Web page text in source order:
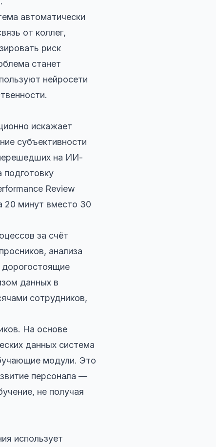
автоматически
от коллег,
риск
станет
нейросети
искажает
субъективности
на ИИ-
подготовку
Review
20 минут вместо 30
за счёт
анализа
дорогостоящие
данных в
сотрудников,
На основе
данных система
модули. Это
персонала —
не получая
использует